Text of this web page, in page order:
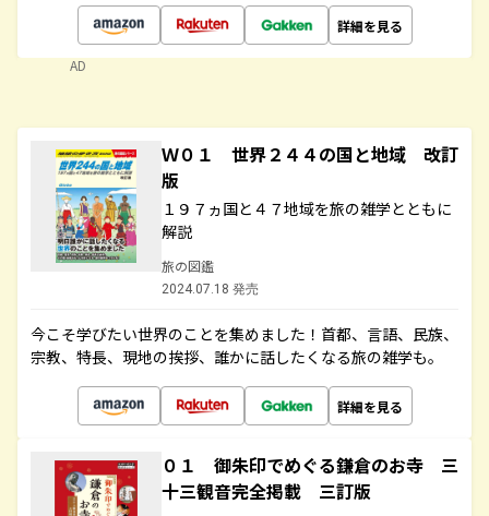
詳細を見る
AD
Ｗ０１ 世界２４４の国と地域 改訂
版
１９７ヵ国と４７地域を旅の雑学とともに
解説
旅の図鑑
2024.07.18 発売
今こそ学びたい世界のことを集めました！首都、言語、民族、
宗教、特長、現地の挨拶、誰かに話したくなる旅の雑学も。
詳細を見る
０１ 御朱印でめぐる鎌倉のお寺 三
十三観音完全掲載 三訂版